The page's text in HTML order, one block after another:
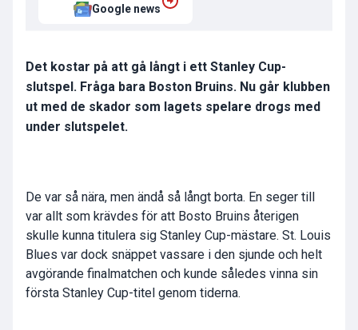
Google news
Det kostar på att gå långt i ett Stanley Cup-
slutspel. Fråga bara Boston Bruins. Nu går klubben
ut med de skador som lagets spelare drogs med
under slutspelet.
De var så nära, men ändå så långt borta. En seger till
var allt som krävdes för att Bosto Bruins återigen
skulle kunna titulera sig Stanley Cup-mästare. St. Louis
Blues var dock snäppet vassare i den sjunde och helt
avgörande finalmatchen och kunde således vinna sin
första Stanley Cup-titel genom tiderna.